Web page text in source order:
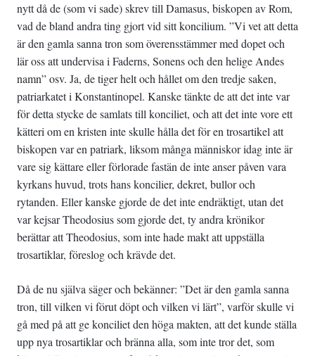
nytt då de (som vi sade) skrev till Damasus, biskopen av Rom,
vad de bland andra ting gjort vid sitt koncilium. ”Vi vet att detta
är den gamla sanna tron som överensstämmer med dopet och
lär oss att undervisa i Faderns, Sonens och den helige Andes
namn” osv. Ja, de tiger helt och hållet om den tredje saken,
patriarkatet i Konstantinopel. Kanske tänkte de att det inte var
för detta stycke de samlats till konciliet, och att det inte vore ett
kätteri om en kristen inte skulle hålla det för en trosartikel att
biskopen var en patriark, liksom många människor idag inte är
vare sig kättare eller förlorade fastän de inte anser påven vara
kyrkans huvud, trots hans koncilier, dekret, bullor och
rytanden. Eller kanske gjorde de det inte endräktigt, utan det
var kejsar Theodosius som gjorde det, ty andra krönikor
berättar att Theodosius, som inte hade makt att uppställa
trosartiklar, föreslog och krävde det.
Då de nu själva säger och bekänner: ”Det är den gamla sanna
tron, till vilken vi förut döpt och vilken vi lärt”, varför skulle vi
gå med på att ge konciliet den höga makten, att det kunde ställa
upp nya trosartiklar och bränna alla, som inte tror det, som